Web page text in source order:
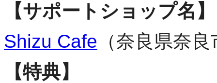
【サポートショップ名】
Shizu Cafe （奈良県奈
【特典】